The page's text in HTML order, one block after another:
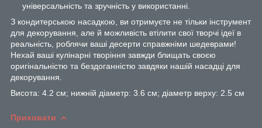
універсальність та зручність у використанні.
З кондитерською насадкою, ви отримуєте не тільки інструмент
для декорування, але й можливість втілити свої творчі ідеї в
реальність, роблячи ваші десерти справжніми шедеврами!
Нехай ваші кулінарні творіння завжди блищать своєю
оригінальністю та бездоганністю завдяки нашій насадці для
декорування.
Висота: 4.2 см; нижній діаметр: 3.6 см; діаметр верху: 2.5 см
Приховати